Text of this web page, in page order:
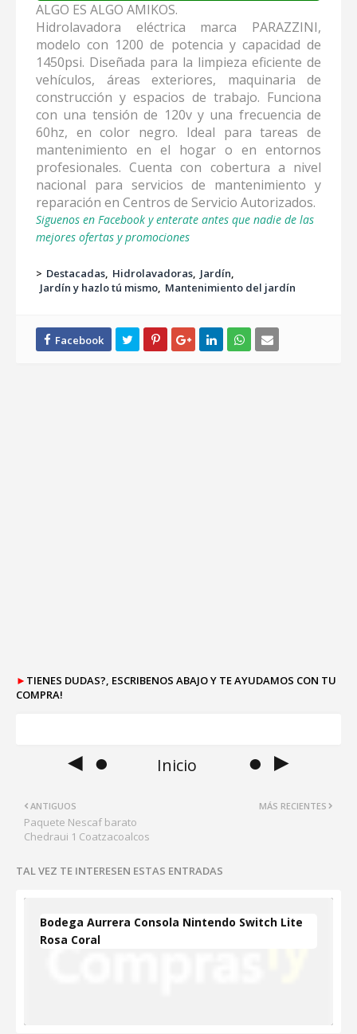
ALGO ES ALGO AMIKOS.
Hidrolavadora eléctrica marca PARAZZINI,
modelo con 1200 de potencia y capacidad de
1450psi. Diseñada para la limpieza eficiente de
vehículos, áreas exteriores, maquinaria de
construcción y espacios de trabajo. Funciona
con una tensión de 120v y una frecuencia de
60hz, en color negro. Ideal para tareas de
mantenimiento en el hogar o en entornos
profesionales. Cuenta con cobertura a nivel
nacional para servicios de mantenimiento y
reparación en Centros de Servicio Autorizados.
Siguenos en Facebook y enterate antes que nadie de las
mejores ofertas y promociones
> Destacadas Hidrolavadoras Jardín
Jardín y hazlo tú mismo Mantenimiento del jardín
► TIENES DUDAS?, ESCRIBENOS ABAJO Y TE AYUDAMOS CON TU
COMPRA!
◄ ● Inicio ● ►
MÁS RECIENTES
ANTIGUOS
Paquete Nescaf barato
Chedraui 1 Coatzacoalcos
TAL VEZ TE INTERESEN ESTAS ENTRADAS
Bodega Aurrera Consola Nintendo Switch Lite
Rosa Coral